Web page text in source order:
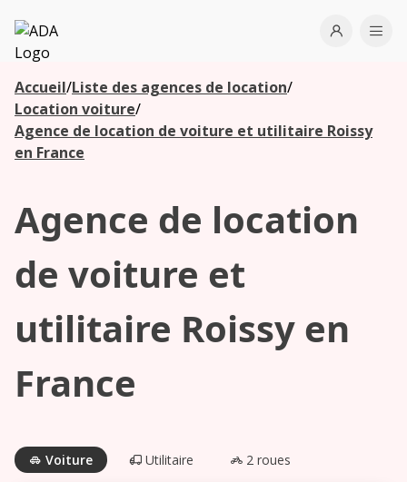
ADA
Open
Accueil/Liste des agences de location/
Location voiture/
Agence de location de voiture et utilitaire Roissy
en France
Agence de location
de voiture et
utilitaire Roissy en
France
Voiture Utilitaire 2 roues
Les
agences à
proximité
Commencez
votre
recherche
pour voir les
proximité